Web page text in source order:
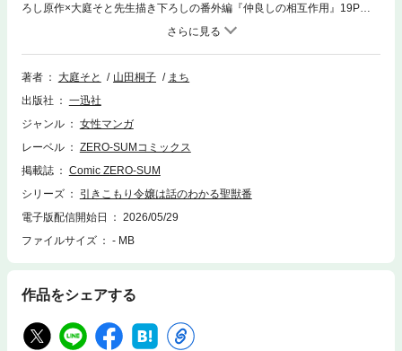
ろし原作×大庭そと先生描き下ろしの番外編『仲良しの相互作用』19Pを
掲載です!!サイラス＆ミュリエル、グリゼルダ＆カナンの二組が過ごす甘
い時間は…♪聖獣ギオの真のパートナーはグリゼルダ王女ではなく、カナ
ンであると確信したミュリエルたち。彼らはカナンがギオに認められるよ
う、一芝居打つことに。サイラスとアトラはカナンとギオの怒りを引き出
王女とミュリエルの見守る中、果たして決着は――…！？一迅社文庫アイ
リスの大人気ファンタジーロマンス、待望のコミカライズ第９巻登場で
著者 大庭そと 山田桐子
まち
出版社
一迅社
ジャンル
女性マンガ
レーベル
ZERO-SUMコミックス
掲載誌
Comic ZERO-SUM
シリーズ
引きこもり令嬢は話のわかる聖獣番
電子版配信開始日
2026/05/29
ファイルサイズ
- MB
作品をシェアする